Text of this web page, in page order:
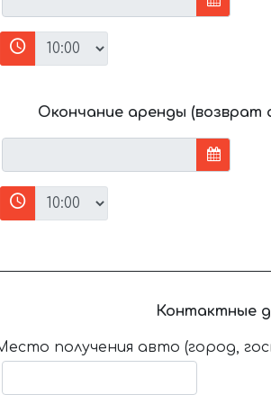
Окончание аренды (возврат
Контактные
получения авто (город,